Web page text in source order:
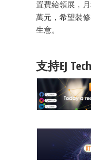
置費給領展，
萬元，希望裝
生意。
支持EJ Tech